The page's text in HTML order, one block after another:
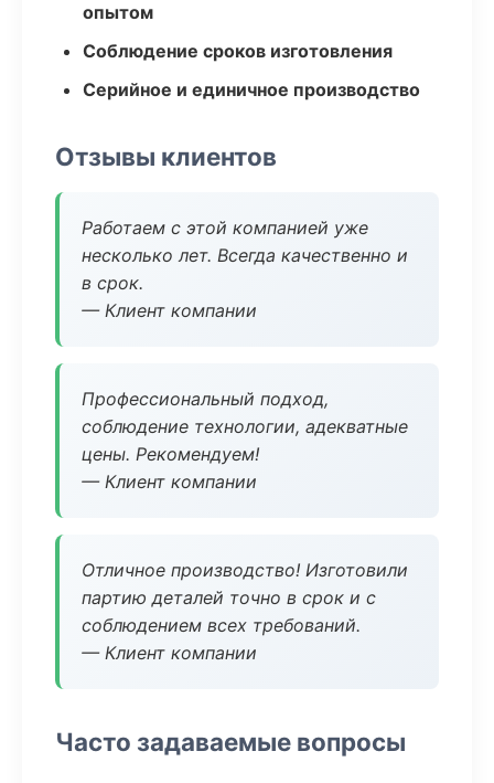
опытом
Соблюдение сроков изготовления
Серийное и единичное производство
Отзывы клиентов
Работаем с этой компанией уже
несколько лет. Всегда качественно и
в срок.
— Клиент компании
Профессиональный подход,
соблюдение технологии, адекватные
цены. Рекомендуем!
— Клиент компании
Отличное производство! Изготовили
партию деталей точно в срок и с
соблюдением всех требований.
— Клиент компании
Часто задаваемые вопросы